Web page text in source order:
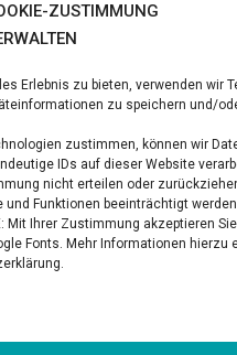
ZUSTIMMUNG
Erlebnis zu bieten, verwenden wir
zu speichern und/
zustimmen, können wir
IDs auf dieser Website
nicht erteilen oder
und Funktionen beeinträchtigt
Mit Ihrer Zustimmung akzeptieren
Fonts. Mehr Informationen hierzu
facebook